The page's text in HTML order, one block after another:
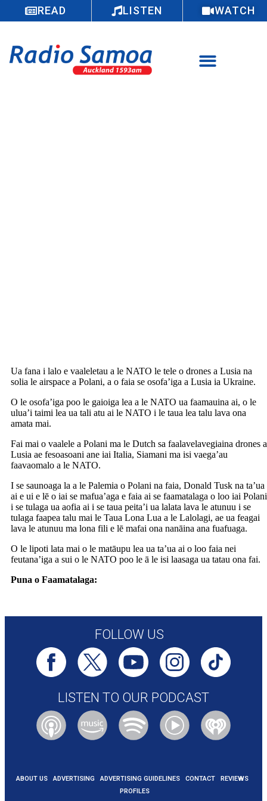
READ LISTEN WATCH
Ua fana i lalo e vaaleletau a le NATO le tele o drones a Lusia na
solia le airspace a Polani, a o faia se osofa’iga a Lusia ia Ukraine.
O le osofa’iga poo le gaioiga lea a le NATO ua faamauina ai, o le
ulua’i taimi lea ua tali atu ai le NATO i le taua lea talu lava ona
amata mai.
Fai mai o vaalele a Polani ma le Dutch sa faalavelavegiaina drones a
Lusia ae fesoasoani ane iai Italia, Siamani ma isi vaega’au
faavaomalo a le NATO.
I se saunoaga la a le Palemia o Polani na faia, Donald Tusk na ta’ua
ai e ui e lē o iai se mafua’aga e faia ai se faamatalaga o loo iai Polani
i se tulaga ua aofia ai i se taua peita’i ua lalata lava le atunuu i se
tulaga faapea talu mai le Taua Lona Lua a le Lalolagi, ae ua feagai
lava le atunuu ma lona fili e lē mafai ona nanāina ana fuafuaga.
O le lipoti lata mai o le matāupu lea ua ta’ua ai o loo faia nei
feutana’iga a sui o le NATO poo le ā le isi laasaga ua tatau ona fai.
Puna o Faamatalaga:
FOLLOW US
LISTEN TO OUR PODCAST
ABOUT US ADVERTISING ADVERTISING GUIDELINES CONTACT
REVIEWS
PROFILES